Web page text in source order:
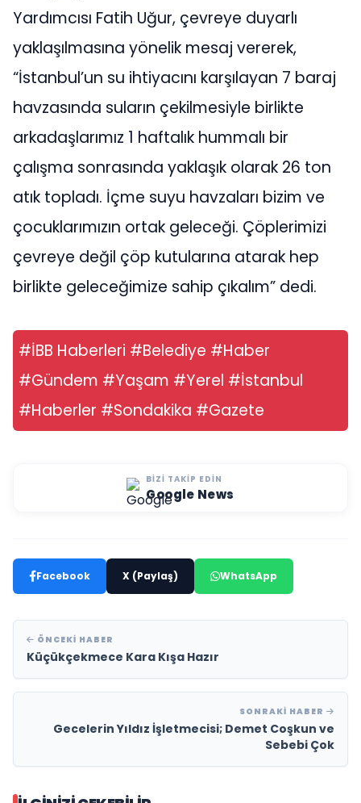
Yardımcısı Fatih Uğur, çevreye duyarlı
yaklaşılmasına yönelik mesaj vererek,
“İstanbul’un su ihtiyacını karşılayan 7 baraj
havzasında suların çekilmesiyle birlikte
arkadaşlarımız 1 haftalık hummalı bir
çalışma sonrasında yaklaşık olarak 26 ton
atık topladı. İçme suyu havzaları bizim ve
çocuklarımızın ortak geleceği. Çöplerimizi
çevreye değil çöp kutularına atarak hep
birlikte geleceğimize sahip çıkalım” dedi.
#İBB Haberleri #Belediye #Haber
#Gündem #Yaşam #Yerel #İstanbul
#Haberler #Sondakika #Gazete
BIZI TAKIP EDIN
Google News
Facebook X (Paylaş) WhatsApp
ÖNCEKI HABER
Küçükçekmece Kara Kışa Hazır
SONRAKI HABER
Gecelerin Yıldız İşletmecisi; Demet Coşkun ve
Sebebi Çok